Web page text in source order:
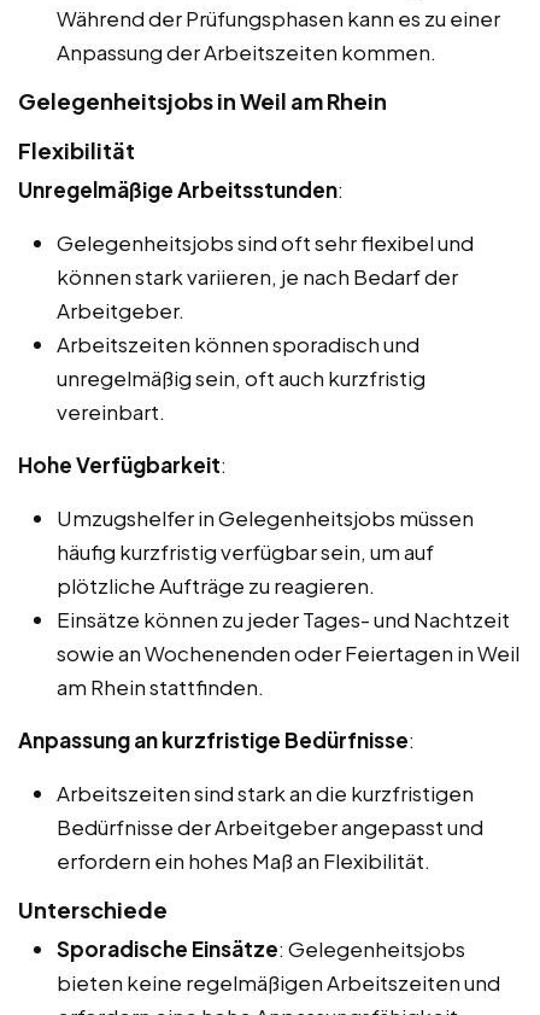
Während der Prüfungsphasen kann es zu einer
Anpassung der Arbeitszeiten kommen.
Gelegenheitsjobs in Weil am Rhein
Flexibilität
Unregelmäßige Arbeitsstunden:
Gelegenheitsjobs sind oft sehr flexibel und
können stark variieren, je nach Bedarf der
Arbeitgeber.
Arbeitszeiten können sporadisch und
unregelmäßig sein, oft auch kurzfristig
vereinbart.
Hohe Verfügbarkeit:
Umzugshelfer in Gelegenheitsjobs müssen
häufig kurzfristig verfügbar sein, um auf
plötzliche Aufträge zu reagieren.
Einsätze können zu jeder Tages- und Nachtzeit
sowie an Wochenenden oder Feiertagen in Weil
am Rhein stattfinden.
Anpassung an kurzfristige Bedürfnisse:
Arbeitszeiten sind stark an die kurzfristigen
Bedürfnisse der Arbeitgeber angepasst und
erfordern ein hohes Maß an Flexibilität.
Unterschiede
Sporadische Einsätze: Gelegenheitsjobs
bieten keine regelmäßigen Arbeitszeiten und